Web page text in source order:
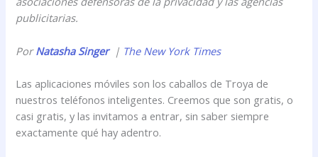
publicitarias.
PorNatasha Singer| The New York Times
Las aplicaciones móviles son los caballos de Troya de
nuestros teléfonos inteligentes. Creemos que son gratis, o
casi gratis, y las invitamos a entrar, sin saber siempre
exactamente qué hay adentro.